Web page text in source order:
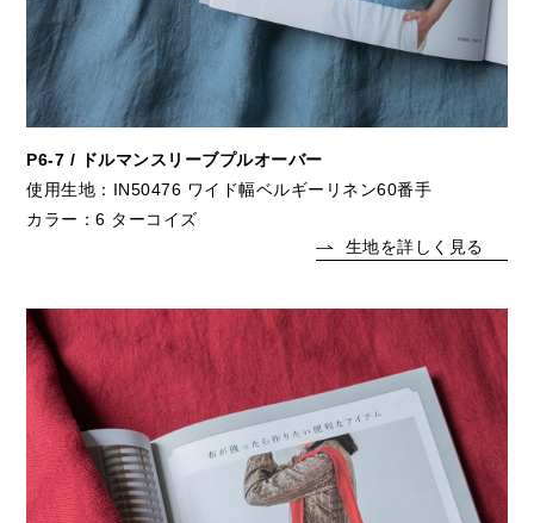
P6-7 / ドルマンスリーブプルオーバー
使用生地：IN50476 ワイド幅ベルギーリネン60番手
カラー：6 ターコイズ
生地を詳しく見る